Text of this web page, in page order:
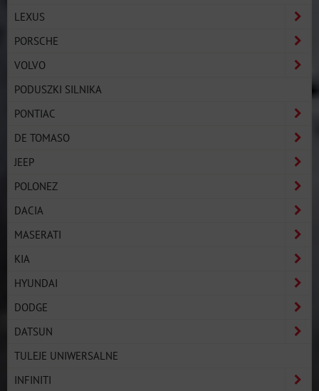
LEXUS
PORSCHE
VOLVO
PODUSZKI SILNIKA
PONTIAC
DE TOMASO
JEEP
POLONEZ
DACIA
MASERATI
KIA
HYUNDAI
DODGE
DATSUN
TULEJE UNIWERSALNE
INFINITI